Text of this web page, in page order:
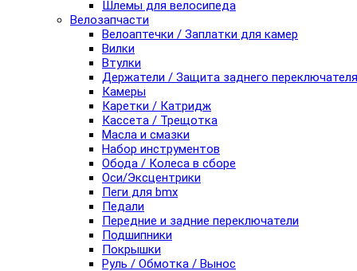
Шлемы для велосипеда
Велозапчасти
Велоаптечки / Заплатки для камер
Вилки
Втулки
Держатели / Защита заднего переключателя
Камеры
Каретки / Катридж
Кассета / Трещотка
Масла и смазки
Набор инструментов
Обода / Колеса в сборе
Оси/Эксцентрики
Пеги для bmx
Педали
Передние и задние переключатели
Подшипники
Покрышки
Руль / Обмотка / Вынос